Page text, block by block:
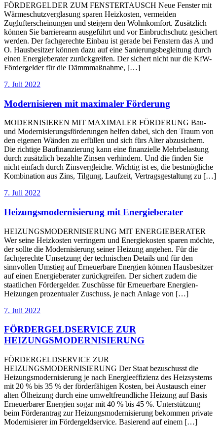
FÖRDERGELDER ZUM FENSTERTAUSCH Neue Fenster mit
Wärmeschutzverglasung sparen Heizkosten, vermeiden
Zuglufterscheinungen und steigern den Wohnkomfort. Zusätzlich
können Sie barrierearm ausgeführt und vor Einbruchschutz gesichert
werden. Der fachgerechte Einbau ist gerade bei Fenstern das A und
O. Hausbesitzer können dazu auf eine Sanierungsbegleitung durch
einen Energieberater zurückgreifen. Der sichert nicht nur die KfW-
Fördergelder für die Dämmmaßnahme, […]
7. Juli 2022
Modernisieren mit maximaler Förderung
MODERNISIEREN MIT MAXIMALER FÖRDERUNG Bau-
und Modernisierungsförderungen helfen dabei, sich den Traum von
den eigenen Wänden zu erfüllen und sich fürs Alter abzusichern.
Die richtige Baufinanzierung kann eine finanzielle Mehrbelastung
durch zusätzlich bezahlte Zinsen verhindern. Und die finden Sie
nicht einfach durch Zinsvergleiche. Wichtig ist es, die bestmögliche
Kombination aus Zins, Tilgung, Laufzeit, Vertragsgestaltung zu […]
7. Juli 2022
Heizungsmodernisierung mit Energieberater
HEIZUNGSMODERNISIERUNG MIT ENERGIEBERATER
Wer seine Heizkosten verringern und Energiekosten sparen möchte,
der sollte die Modernisierung seiner Heizung angehen. Für die
fachgerechte Umsetzung der technischen Details und für den
sinnvollen Umstieg auf Erneuerbare Energien können Hausbesitzer
auf einen Energieberater zurückgreifen. Der sichert zudem die
staatlichen Fördergelder. Zuschüsse für Erneuerbare Energien-
Heizungen prozentualer Zuschuss, je nach Anlage von […]
7. Juli 2022
FÖRDERGELDSERVICE ZUR
HEIZUNGSMODERNISIERUNG
FÖRDERGELDSERVICE ZUR
HEIZUNGSMODERNISIERUNG Der Staat bezuschusst die
Heizungsmodernisierung je nach Energieeffizienz des Heizsystems
mit 20 % bis 35 % der förderfähigen Kosten, bei Austausch einer
alten Ölheizung durch eine umweltfreundliche Heizung auf Basis
Erneuerbarer Energien sogar mit 40 % bis 45 %. Unterstützung
beim Förderantrag zur Heizungsmodernisierung bekommen private
Modernisierer im Fördergeldservice. Basierend auf einem […]